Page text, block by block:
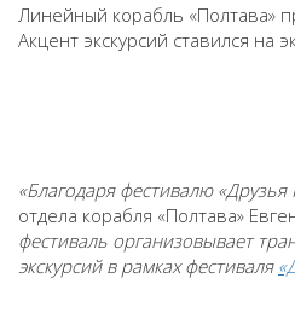
Линейный корабль «Полтава»
Акцент экскурсий ставился на
«Благодаря фестивалю
отдела корабля «Полтава»
фестиваль организовывает
экскурсий в рамках фестиваля